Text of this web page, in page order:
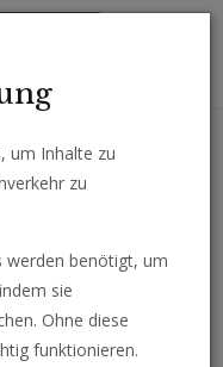
und Nachrichten
um Inhalte zu
zu
werden benötigt, um
sie
Ohne diese
funktionieren.